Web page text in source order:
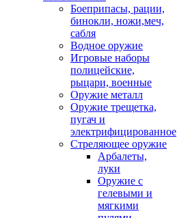
Боеприпасы, рации,
бинокли, ножи,меч,
сабля
Водное оружие
Игровые наборы
полицейские,
рыцари, военные
Оружие металл
Оружие трещетка,
пугач и
электрифицированное
Стреляющее оружие
Арбалеты,
луки
Оружие с
гелевыми и
мягкими